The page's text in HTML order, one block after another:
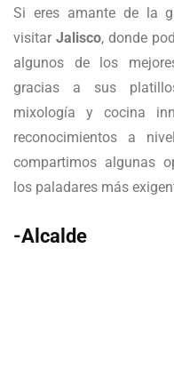
Si eres amante de la
visitarJalisco, donde
algunos de los
gracias a sus
mixología y cocina
reconocimientos a
compartimos algunas
los paladares más
-Alcalde